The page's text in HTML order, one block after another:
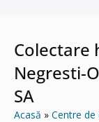
Colectare
Negresti-
SA
Acasă
Centre de